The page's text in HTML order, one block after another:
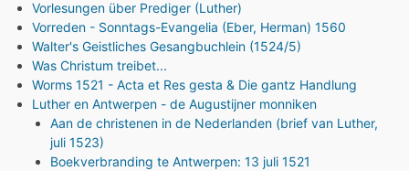
Vorlesungen über Prediger (Luther)
Vorreden - Sonntags-Evangelia (Eber, Herman) 1560
Walter's Geistliches Gesangbuchlein (1524/5)
Was Christum treibet...
Worms 1521 - Acta et Res gesta & Die gantz Handlung
Luther en Antwerpen - de Augustijner monniken
Aan de christenen in de Nederlanden (brief van Luther,
juli 1523)
Boekverbranding te Antwerpen: 13 juli 1521